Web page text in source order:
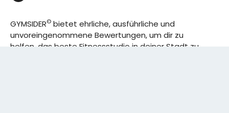
GYMSIDER© bietet ehrliche, ausführliche und
unvoreingenommene Bewertungen, um dir zu
helfen, das beste Fitnessstudio in deiner Stadt zu